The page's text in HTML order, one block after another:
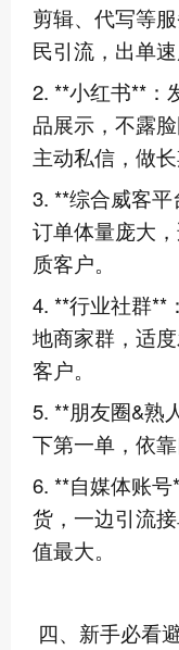
剪辑、代写等
民引流，出单速
2. **小红书**：
品展示，不露
主动私信，做长
3. **综合威客平
订单体量庞大
质客户。
4. **行业社群**
地商家群，适
客户。
5. **朋友圈&熟
下第一单，依
6. **自媒体账
货，一边引流
值最大。
四、新手必看